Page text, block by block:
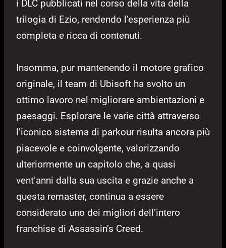
i DLC pubblicati nel corso della vita della
trilogia di Ezio, rendendo l’esperienza più
completa e ricca di contenuti.
Insomma, pur mantenendo il motore grafico
originale, il team di Ubisoft ha svolto un
ottimo lavoro nel migliorare ambientazioni e
paesaggi. Esplorare le varie città attraverso
l’iconico sistema di parkour risulta ancora più
piacevole e coinvolgente, valorizzando
ulteriormente un capitolo che, a quasi
vent’anni dalla sua uscita e grazie anche a
questa remaster, continua a essere
considerato uno dei migliori dell’intero
franchise di Assassin’s Creed.